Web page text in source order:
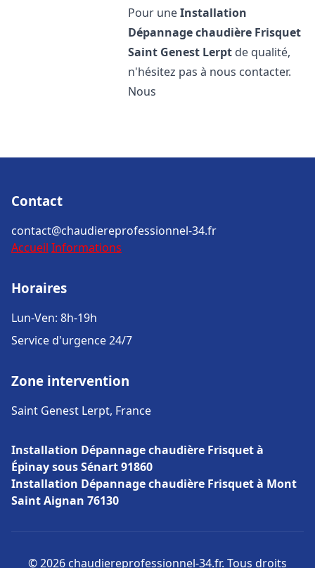
Pour uneInstallation
Dépannage chaudière Frisquet
Saint Genest Lerpt de qualité,
n'hésitez pas à nous contacter.
Nous
Contact
contact@chaudiereprofessionnel-34.fr
Accueil Informations
Horaires
Lun-Ven: 8h-19h
Service d'urgence 24/7
Zone intervention
Saint Genest Lerpt, France
Installation Dépannage chaudière Frisquet à
Épinay sous Sénart 91860
Installation Dépannage chaudière Frisquet à Mont
Saint Aignan 76130
© 2026 chaudiereprofessionnel-34.fr. Tous droits